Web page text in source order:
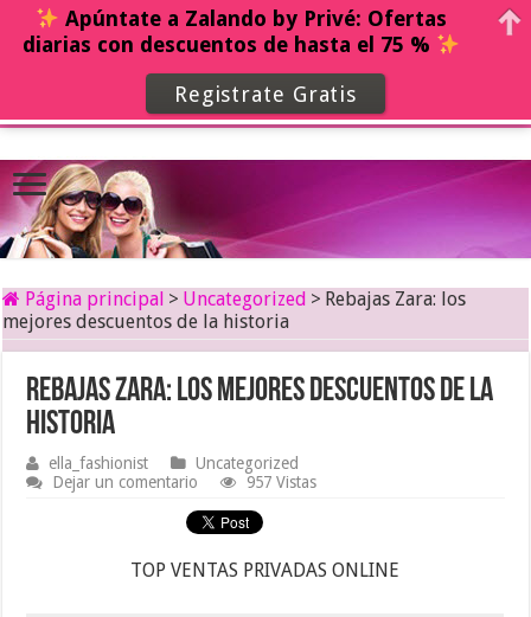
Página principal > Uncategorized > Rebajas Zara: los
mejores descuentos de la historia
Rebajas Zara: los mejores descuentos de la
historia
ella_fashionist
Uncategorized
Dejar un comentario
957 Vistas
TOP VENTAS PRIVADAS ONLINE
Apúntate a Zalando by Privé: Ofertas
diarias con descuentos de hasta el 75 %
Registrate Gratis